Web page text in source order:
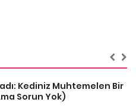
Kediniz Muhtemelen Bir
Sorun Yok)